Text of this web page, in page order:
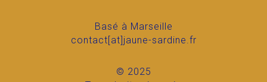
Basé à Marseille
contact[at]jaune-sardine.fr
© 2025